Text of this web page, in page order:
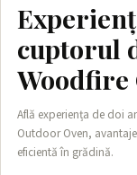
cuptorul
Woodfire
Află experiența de doi
Outdoor Oven,
eficientă în grădină.